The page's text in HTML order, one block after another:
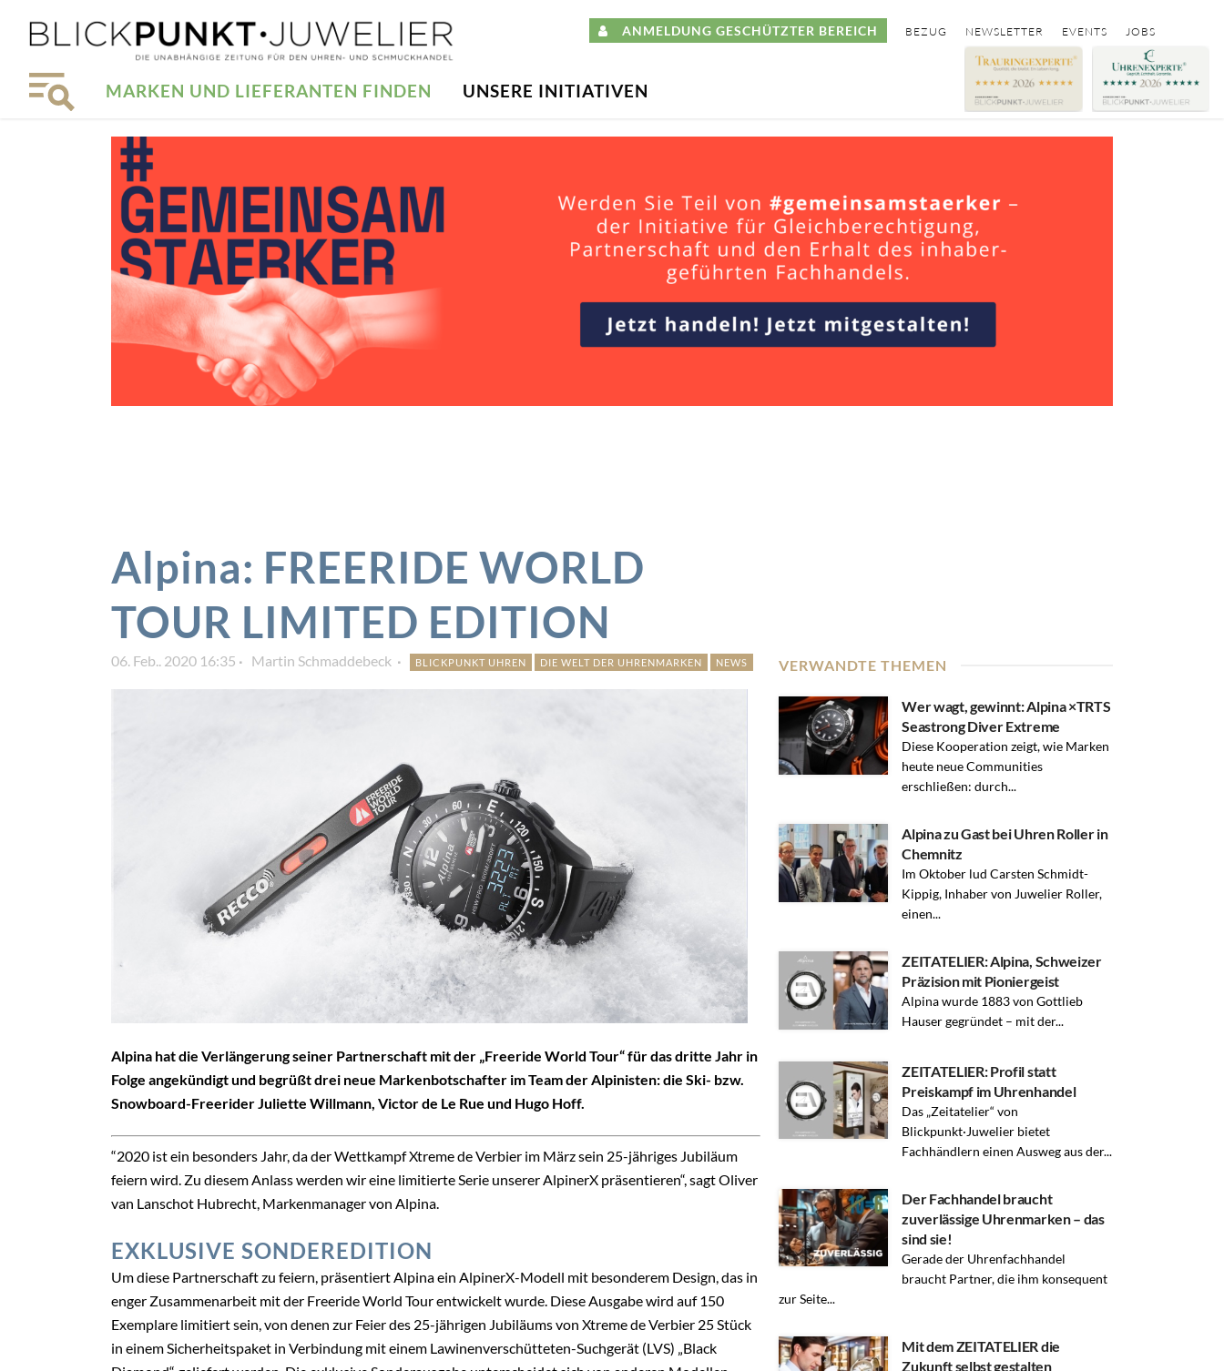
ANMELDUNG GESCHÜTZTER BEREICH BEZUG NEWSLETTER EVENTS JOBS
MARKEN UND LIEFERANTEN FINDEN UNSERE INITIATIVEN
Alpina: FREERIDE WORLD
TOUR LIMITED EDITION
06. Feb.. 2020 16:35 Martin Schmaddebeck BLICKPUNKT UHREN DIE WELT DER UHRENMARKEN NEWS
Alpina hat die Verlängerung seiner Partnerschaft mit der „Freeride World Tour“ für das dritte Jahr in
Folge angekündigt und begrüßt drei neue Markenbotschafter im Team der Alpinisten: die Ski- bzw.
Snowboard-Freerider Juliette Willmann, Victor de Le Rue und Hugo Hoff.
“2020 ist ein besonders Jahr, da der Wettkampf Xtreme de Verbier im März sein 25-jähriges Jubiläum
feiern wird. Zu diesem Anlass werden wir eine limitierte Serie unserer AlpinerX präsentieren“, sagt Oliver
van Lanschot Hubrecht, Markenmanager von Alpina.
EXKLUSIVE SONDEREDITION
Um diese Partnerschaft zu feiern, präsentiert Alpina ein AlpinerX-Modell mit besonderem Design, das in
enger Zusammenarbeit mit der Freeride World Tour entwickelt wurde. Diese Ausgabe wird auf 150
Exemplare limitiert sein, von denen zur Feier des 25-jährigen Jubiläums von Xtreme de Verbier 25 Stück
in einem Sicherheitspaket in Verbindung mit einem Lawinenverschütteten-Suchgerät (LVS) „Black
VERWANDTE THEMEN
Wer wagt, gewinnt: Alpina ×TRTS
Seastrong Diver Extreme
Diese Kooperation zeigt, wie Marken
heute neue Communities
erschließen: durch...
Alpina zu Gast bei Uhren Roller in
Chemnitz
Im Oktober lud Carsten Schmidt-
Kippig, Inhaber von Juwelier Roller,
einen...
ZEITATELIER: Alpina, Schweizer
Präzision mit Pioniergeist
Alpina wurde 1883 von Gottlieb
Hauser gegründet – mit der...
ZEITATELIER: Profil statt
Preiskampf im Uhrenhandel
Das „Zeitatelier“ von
Blickpunkt·Juwelier bietet
Fachhändlern einen Ausweg aus der...
Der Fachhandel braucht
zuverlässige Uhrenmarken – das
sind sie!
Gerade der Uhrenfachhandel
braucht Partner, die ihm konsequent
zur Seite...
Mit dem ZEITATELIER die
Zukunft selbst gestalten